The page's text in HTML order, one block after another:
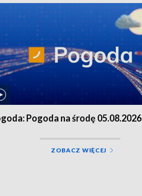
Pogoda na środę 05.08.2026
ZOBACZ WIĘCEJ